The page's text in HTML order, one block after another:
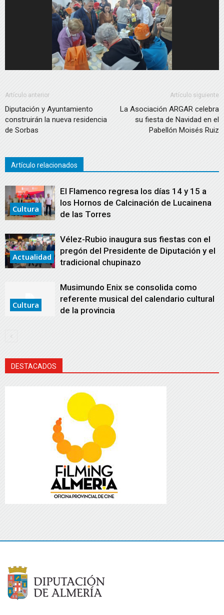
Artículo anterior
Diputación y Ayuntamiento
construirán la nueva residencia
de Sorbas
Artículo siguiente
La Asociación ARGAR celebra
su fiesta de Navidad en el
Pabellón Moisés Ruiz
Artículo relacionados
Cultura
El Flamenco regresa los días 14 y 15 a
los Hornos de Calcinación de Lucainena
de las Torres
Actualidad
Vélez-Rubio inaugura sus fiestas con el
pregón del Presidente de Diputación y el
tradicional chupinazo
Cultura
Musimundo Enix se consolida como
referente musical del calendario cultural
de la provincia
DESTACADOS